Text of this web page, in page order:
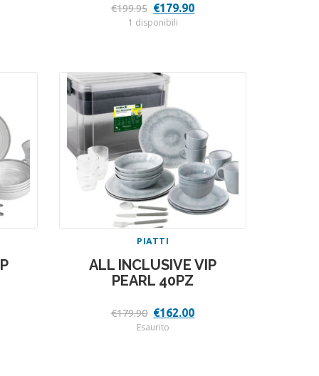
€199.95 Il
prezzo
originale
€179.90Il
1 disponibili
PIATTI
ALL INCLUSIVE VIP
PEARL 40PZ
€179.90 Il
prezzo
originale
€162.00Il
Esaurito